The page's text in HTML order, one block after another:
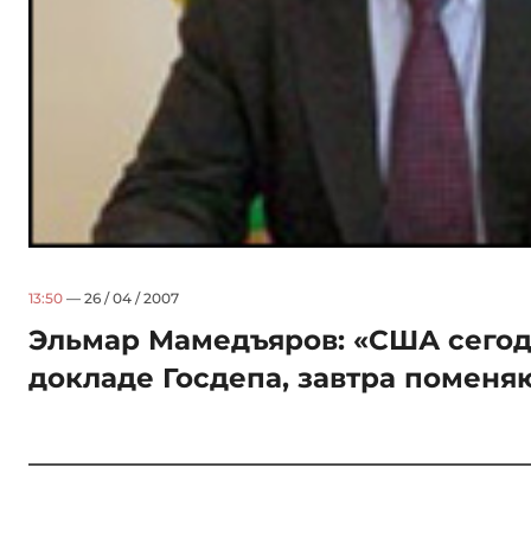
13:50 — 26 / 04 / 2007
Эльмар Мамедъяров: «США
докладе Госдепа, завтра